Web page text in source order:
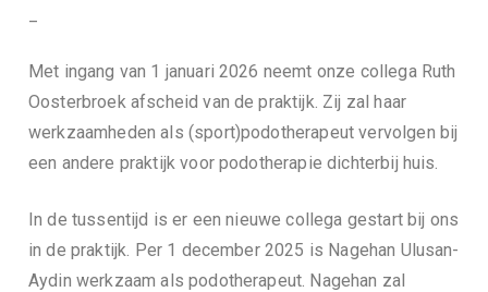
Met ingang van 1 januari 2026 neemt onze collega Ruth
Oosterbroek afscheid van de praktijk. Zij zal haar
werkzaamheden als (sport)podotherapeut vervolgen bij
een andere praktijk voor podotherapie dichterbij huis.
In de tussentijd is er een nieuwe collega gestart bij ons
in de praktijk. Per 1 december 2025 is Nagehan Ulusan-
Aydin werkzaam als podotherapeut. Nagehan zal